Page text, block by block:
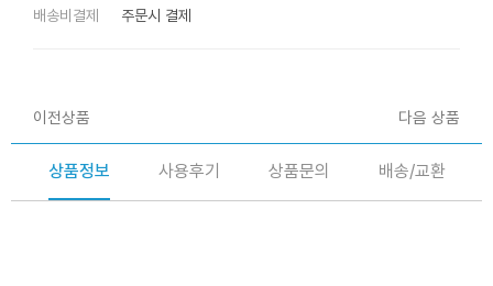
배송비결제 주문시 결제
이전상품 다음 상품
상품정보 사용후기 상품문의 배송/교환